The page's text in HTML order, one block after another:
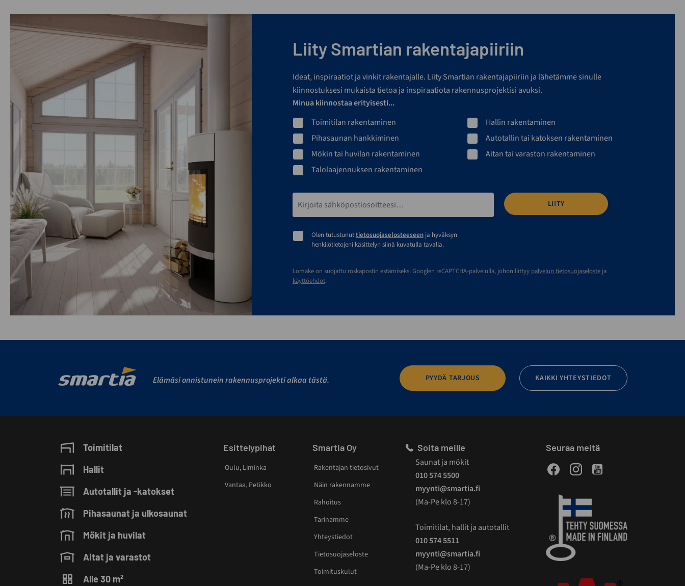
Liity Smartian rakentajapiiriin
Ideat, inspiraatiot ja vinkit rakentajalle. Liity Smartian rakentajapiiriin ja lähetämme sinulle
kiinnostuksesi mukaista tietoa ja inspiraatiota rakennusprojektisi avuksi.
Minua kiinnostaa erityisesti...
Toimitilan rakentaminen
Hallin rakentaminen
Pihasaunan hankkiminen
Autotallin tai katoksen rakentaminen
Mökin tai huvilan rakentaminen
Aitan tai varaston rakentaminen
Talolaajennuksen rakentaminen
Sähköpostiosoite*
Olen tutustunuttietosuojaselosteeseenja hyväksyn
henkilötietojeni käsittelyn siinä kuvatulla tavalla.
Lomake on suojattu roskapostin estämiseksi Googlen reCAPTCHA-palvelulla, johon liittyy palvelun tietosuojaselosteja
käyttöehdot.
Elämäsi onnistunein rakennusprojekti alkaa tästä. PYYDÄ TARJOUS KAIKKI YHTEYSTIEDOT
Soita meille
Saunat ja mökit
010 574 5500
myynti@smartia.fi
(Ma-Pe klo 8-17)
Toimitilat, hallit ja autotallit
010 574 5511
myynti@smartia.fi
(Ma-Pe klo 8-17)
Toimitilat
Hallit
Autotallit ja -katokset
Pihasaunat ja ulkosaunat
Mökit ja huvilat
Aitat ja varastot
Alle 30 m²
Smartia Oy
Rakentajan tietosivut
Näin rakennamme
Rahoitus
Tarinamme
Yhteystiedot
Tietosuojaseloste
Toimituskulut
Esittelypihat
Oulu, Liminka
Vantaa, Petikko
Seuraa meitä
FacebookInstagramYoutube